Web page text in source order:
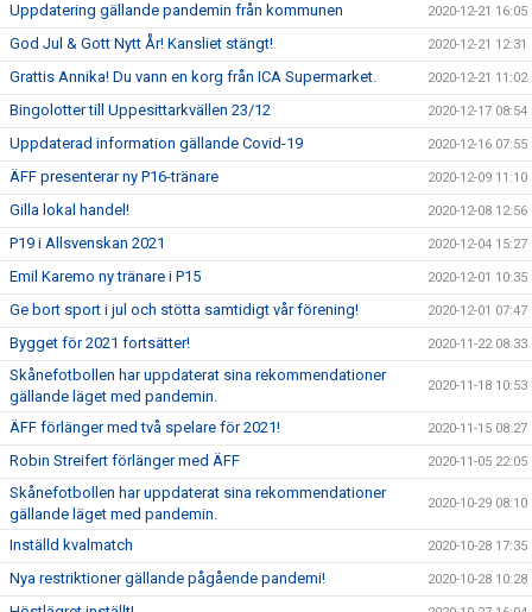
Uppdatering gällande pandemin från kommunen 2020-12-21 16:05
God Jul & Gott Nytt År! Kansliet stängt! 2020-12-21 12:31
Grattis Annika! Du vann en korg från ICA Supermarket. 2020-12-21 11:02
Bingolotter till Uppesittarkvällen 23/12 2020-12-17 08:54
Uppdaterad information gällande Covid-19 2020-12-16 07:55
ÄFF presenterar ny P16-tränare 2020-12-09 11:10
Gilla lokal handel! 2020-12-08 12:56
P19 i Allsvenskan 2021 2020-12-04 15:27
Emil Karemo ny tränare i P15 2020-12-01 10:35
Ge bort sport i jul och stötta samtidigt vår förening! 2020-12-01 07:47
Bygget för 2021 fortsätter! 2020-11-22 08:33
Skånefotbollen har uppdaterat sina rekommendationer
gällande läget med pandemin.
2020-11-18 10:53
ÄFF förlänger med två spelare för 2021! 2020-11-15 08:27
Robin Streifert förlänger med ÄFF 2020-11-05 22:05
Skånefotbollen har uppdaterat sina rekommendationer
gällande läget med pandemin.
2020-10-29 08:10
Inställd kvalmatch 2020-10-28 17:35
Nya restriktioner gällande pågående pandemi! 2020-10-28 10:28